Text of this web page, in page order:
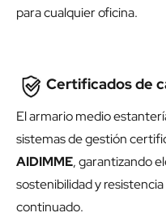
para cualquier oficina.
Certificados de
El armario medio
sistemas de gestión
AIDIMME, garantizando
sostenibilidad y
continuado.